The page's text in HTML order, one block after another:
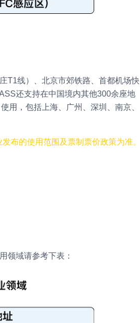
T1线）、北京市郊铁路、首都机场快
还支持在中国境内其他300余座地
用，包括上海、广州、深圳、南京、
布的使用范围及票制票价政策为准。
领域请参考下表：